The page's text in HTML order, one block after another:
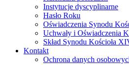
Instytucje dyscyplinarne
Hasło Roku
Oświadczenia Synodu
Uchwały i Oświadczenia
Skład Synodu Kościoła
Kontakt
Ochrona danych